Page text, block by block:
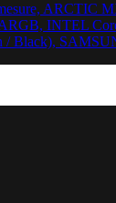
INTEL
/ Black),